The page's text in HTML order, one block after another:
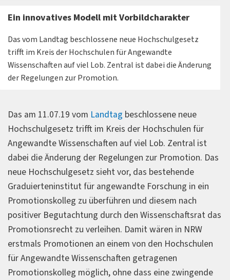
Ein innovatives Modell mit Vorbildcharakter
Das vom Landtag beschlossene neue Hochschulgesetz
trifft im Kreis der Hochschulen für Angewandte
Wissenschaften auf viel Lob. Zentral ist dabei die Änderung
der Regelungen zur Promotion.
Das am 11.07.19 vom Landtag beschlossene neue
Hochschulgesetz trifft im Kreis der Hochschulen für
Angewandte Wissenschaften auf viel Lob. Zentral ist
dabei die Änderung der Regelungen zur Promotion. Das
neue Hochschulgesetz sieht vor, das bestehende
Graduierteninstitut für angewandte Forschung in ein
Promotionskolleg zu überführen und diesem nach
positiver Begutachtung durch den Wissenschaftsrat das
Promotionsrecht zu verleihen. Damit wären in NRW
erstmals Promotionen an einem von den Hochschulen
für Angewandte Wissenschaften getragenen
Promotionskolleg möglich, ohne dass eine zwingende